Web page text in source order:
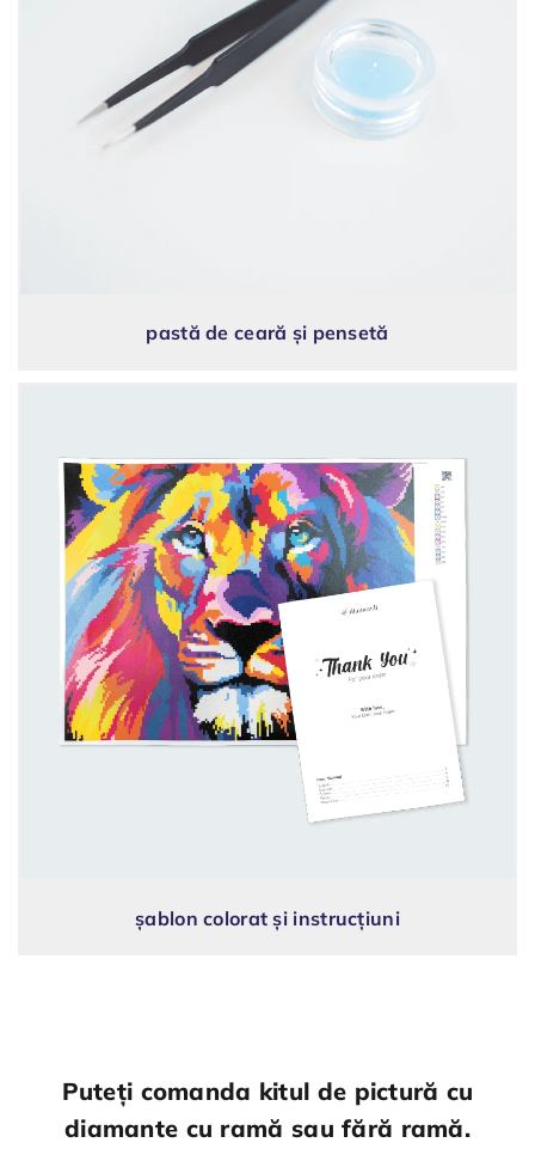
pastă de ceară și pensetă
șablon colorat și instrucțiuni
Puteți comanda kitul de pictură cu
diamante cu ramă sau fără ramă.